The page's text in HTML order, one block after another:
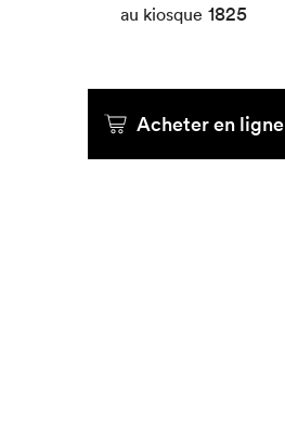
au kiosque 1825
Acheter en ligne